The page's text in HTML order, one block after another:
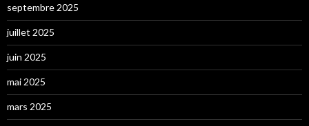
septembre 2025
juillet 2025
juin 2025
mai 2025
mars 2025